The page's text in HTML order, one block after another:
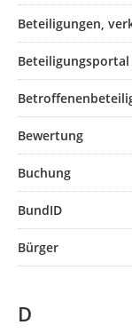
Beteiligungen,
Beteiligungsportal
Bewertung
Buchung
BundID
Bürger
D